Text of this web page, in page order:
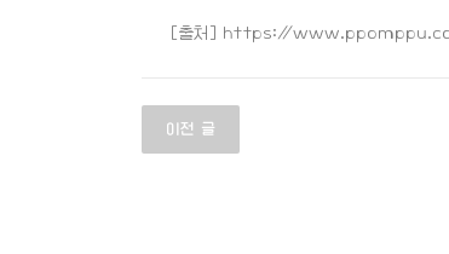
[출처] https://
글
탐이전 글